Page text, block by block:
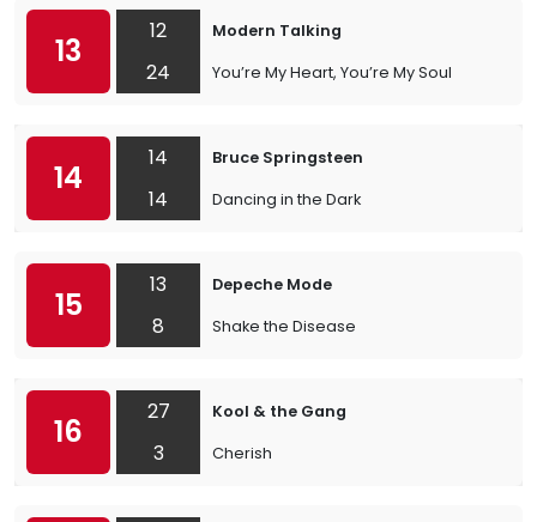
13
12
24
Modern Talking
You’re My Heart, You’re My Soul
14
14
14
Bruce Springsteen
Dancing in the Dark
15
13
8
Depeche Mode
Shake the Disease
16
27
3
Kool & the Gang
Cherish